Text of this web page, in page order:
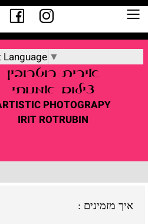
Language ▼
אירית רוטרובין
צילום אמנותי
PHOTOGRAPY
IRIT ROTRUBIN
איך מזמינים :